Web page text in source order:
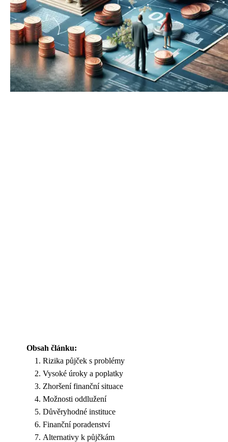
Obsah článku:
Rizika půjček s problémy
Vysoké úroky a poplatky
Zhoršení finanční situace
Možnosti oddlužení
Důvěryhodné instituce
Finanční poradenství
Alternativy k půjčkám